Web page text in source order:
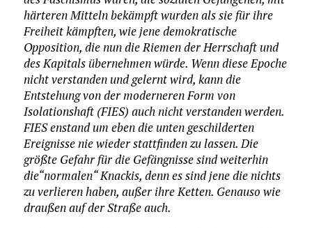
härteren Mitteln bekämpft wurden als sie für ihre
Freiheit kämpften, wie jene demokratische
Opposition, die nun die Riemen der Herrschaft und
des Kapitals übernehmen würde. Wenn diese Epoche
nicht verstanden und gelernt wird, kann die
Entstehung von der moderneren Form von
Isolationshaft (FIES) auch nicht verstanden werden.
FIES enstand um eben die unten geschilderten
Ereignisse nie wieder stattfinden zu lassen. Die
größte Gefahr für die Gefängnisse sind weiterhin
die“normalen“ Knackis, denn es sind jene die nichts
zu verlieren haben, außer ihre Ketten. Genauso wie
draußen auf der Straße auch.